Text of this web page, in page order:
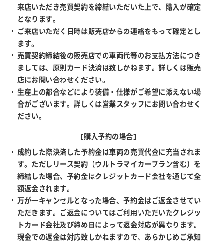
来店いただき売買契約を締結いただいた上で、購入が確定
となります。
ご来店いただく日時は販売店からの連絡をもって確定とし
ます。
売買契約締結後の販売店での車両代等のお支払方法につき
ましては、原則カード決済は致しかねます。詳しくは販売
店にお問い合わせください。
生産上の都合などにより装備・仕様がご希望に添えない場
合がございます。詳しくは営業スタッフにお問い合わせく
ださい。
[購入予約の場合]
成約した際決済した予約金は車両の売買代金に充当されま
す。ただしリース契約（ウルトラマイカープラン含む）を
締結した場合、予約金はクレジットカード会社を通じて全
額返金されます。
万が一キャンセルとなった場合、予約金はご返金させてい
ただきます。ご返金についてはご利用いただいたクレジッ
トカード会社及び締め日によって返金対応が異なります。
現金での返金は対応致しかねますので、あらかじめご承知